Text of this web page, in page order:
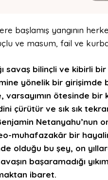
başlamış yangının
ve masum, fail ve
savaş bilinçli ve kibirli
yönelik bir girişimde
varsayımın ötesinde
ve sık sık
Netanyahu’nun
muhafazakâr bir
olduğu bu şey, on
başaramadığı
ibaret.